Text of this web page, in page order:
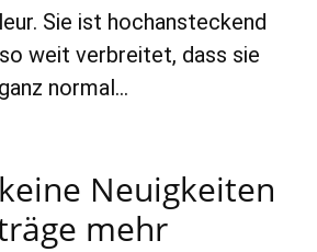
Sie ist hochansteckend
weit verbreitet, dass sie
normal…
Neuigkeiten
mehr